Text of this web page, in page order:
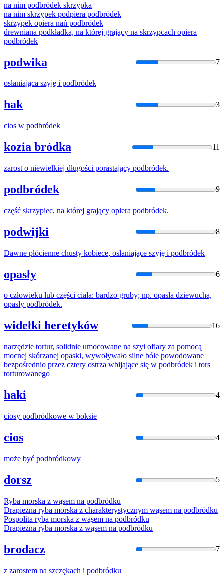
na nim podbródek skrzypka
na nim skrzypek podpiera podbródek
skrzypek opiera nań podbródek
drewniana podkładka, na której grający na skrzypcach opiera
podbródek
podwika 7
osłaniająca szyję i podbródek
hak 3
cios w podbródek
kozia bródka 11
zarost o niewielkiej długości porastający podbródek.
podbródek 9
część skrzypiec, na której grający opiera podbródek.
podwijki 8
Dawne płócienne chusty kobiece, osłaniające szyję i podbródek
opasły 6
o człowieku lub części ciała: bardzo gruby; np. opasła dziewucha,
opasły podbródek.
widełki heretyków 16
narzędzie tortur, solidnie umocowane na szyi ofiary za pomocą
mocnej skórzanej opaski, wywoływało silne bóle powodowane
bezpośrednio przez cztery ostrza wbijające się w podbródek i tors
torturowanego
haki 4
ciosy podbródkowe w boksie
cios 4
może być podbródkowy
dorsz 5
Ryba morska z wąsem na podbródku
Drapieżna ryba morska z charakterystycznym wąsem na podbródku
Pospolita ryba morska z wąsem na podbródku
Drapieżna ryba morska z wąsem na podbródku
brodacz 7
z zarostem na szczękach i podbródku